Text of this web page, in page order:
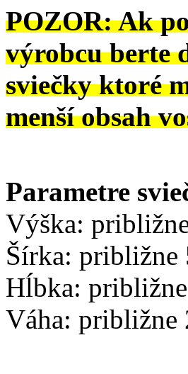
POZOR: Ak
výrobcu berte
sviečky ktoré
menší obsah
Parametre
Výška:
Šírka: približne
Hĺbka:
Váha: približne